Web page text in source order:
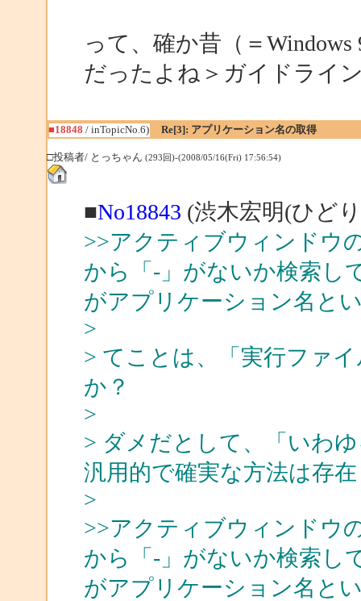
って、確か昔（＝
だったよね＞ガイドライ
■18848 / inTopicNo.6) Re[3]: アプリケーション名の取得
□投稿者/ とっちゃん(293回)-(2008/05/16(Fri) 17:56:54)
■No18843 (渋木宏明(ひど
>>アクティブウィンドウ
から「-」がないか検索し
がアプリケーション名と
>
> てことは、「実行ファ
か？
>
> ダメだとして、「いわ
汎用的で確実な方法は存
>
>>アクティブウィンドウ
から「-」がないか検索し
がアプリケーション名と